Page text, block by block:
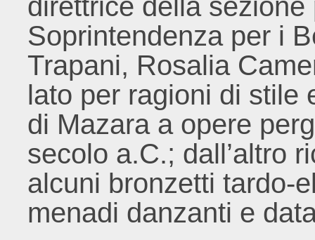
direttrice della
Soprintendenza per i
Trapani, Rosalia
lato per ragioni di
di Mazara a opere
secolo a.C.; dall’altro
alcuni bronzetti tardo-
menadi danzanti e